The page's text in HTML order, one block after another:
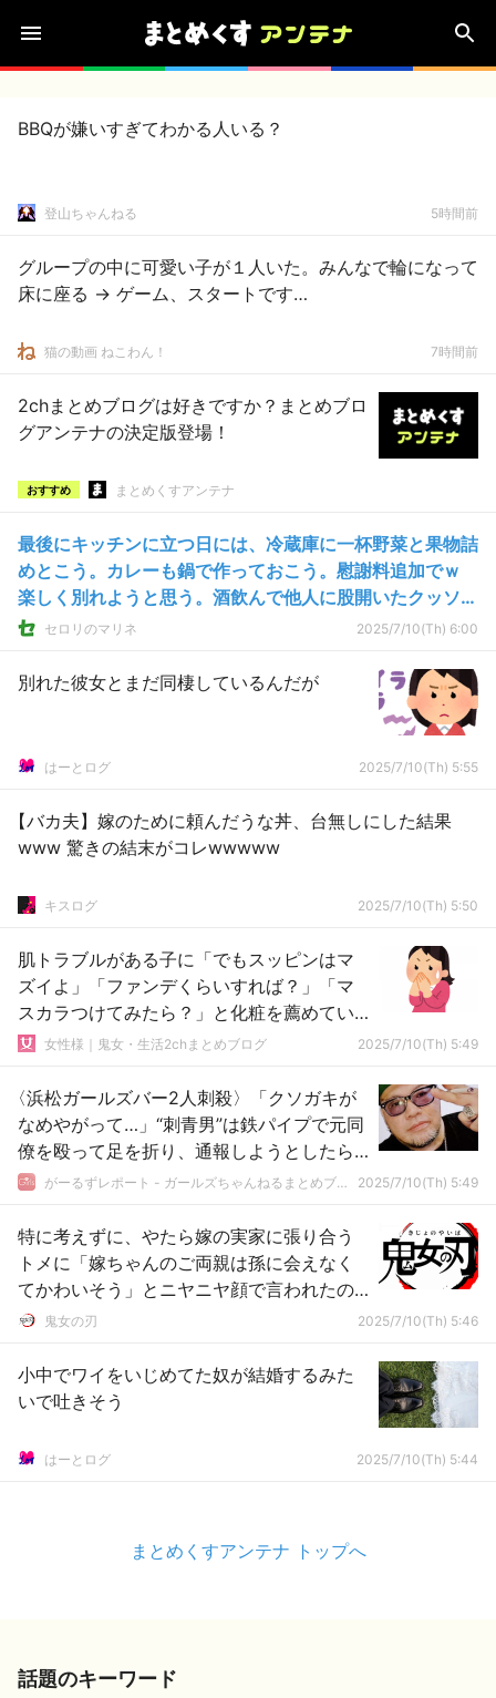
BBQが嫌いすぎてわかる人いる？
登山ちゃんねる 5時間前
グループの中に可愛い子が１人いた。みんなで輪になって
床に座る → ゲーム、スタートです…
猫の動画 ねこわん！ 7時間前
2chまとめブログは好きですか？まとめブロ
グアンテナの決定版登場！
おすすめ まとめくすアンテナ
最後にキッチンに立つ日には、冷蔵庫に一杯野菜と果物詰
めとこう。カレーも鍋で作っておこう。慰謝料追加でｗ
楽しく別れようと思う。酒飲んで他人に股開いたクッソ元
嫁だけど...
セロリのマリネ 2025/7/10(Th) 6:00
別れた彼女とまだ同棲しているんだが
はーとログ 2025/7/10(Th) 5:55
【バカ夫】嫁のために頼んだうな丼、台無しにした結果
www 驚きの結末がコレwwwww
キスログ 2025/7/10(Th) 5:50
肌トラブルがある子に「でもスッピンはマ
ズイよ」「ファンデくらいすれば？」「マ
スカラつけてみたら？」と化粧を薦めてい
た子たちの神経がわからない
女性様｜鬼女・生活2chまとめブログ 2025/7/10(Th) 5:49
〈浜松ガールズバー2人刺殺〉「クソガキが
なめやがって…」“刺青男”は鉄パイプで元同
僚を殴って足を折り、通報しようとしたら
ナイフで恐喝…最近は借金、失職、ぼっちに
がーるずレポート - ガールズちゃんねるまとめブログ 2025/7/10(Th) 5:49
特に考えずに、やたら嫁の実家に張り合う
トメに「嫁ちゃんのご両親は孫に会えなく
てかわいそう」とニヤニヤ顔で言われたの
で、反論してしまった…
鬼女の刃 2025/7/10(Th) 5:46
小中でワイをいじめてた奴が結婚するみた
いで吐きそう
はーとログ 2025/7/10(Th) 5:44
まとめくすアンテナ トップへ
話題のキーワード